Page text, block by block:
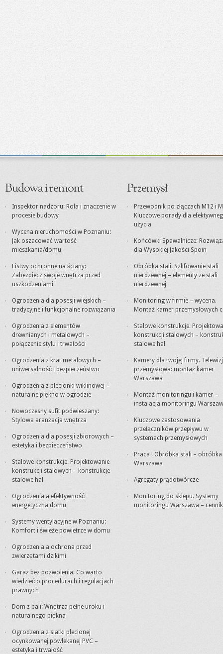
Budowa i remont
Inspektor nadzoru: Rola i znaczenie w
procesie budowy
Wycena nieruchomości w Poznaniu:
Jak oszacować wartość
mieszkania/domu
Listwy ochronne na ściany:
Zabezpiecz swoje wnętrza przed
uszkodzeniami
Ogrodzenia dla posesji wiejskich –
tradycyjne i funkcjonalne rozwiązania
Ogrodzenia z elementów
drewnianych i metalowych –
połączenie stylu i trwałości
Ogrodzenia z krat metalowych –
uniwersalność i bezpieczeństwo
Ogrodzenia z plecionki wiklinowej –
naturalne piękno w ogrodzie
Nowoczesny sufit podwieszany:
Stylowa aranżacja wnętrza
Ogrodzenia dla posesji zbiorowych –
estetyka i bezpieczeństwo
Stalowe konstrukcje. Projektowanie
konstrukcji stalowych – konstrukcje
stalowe hal
Ogrodzenia a efektywność
energetyczna domu
Systemy wentylacyjne w Poznaniu:
Komfort i świeże powietrze w domu
Ogrodzenia a ochrona przed
zwierzętami dzikimi
Garaż bez pozwolenia: Co warto
wiedzieć o procedurach i regulacjach
prawnych
Dom z bali: Wnętrza pełne uroku i
naturalnego piękna
Ogrodzenia z siatki plecionej
ocynkowanej powlekanej PVC –
estetyka i trwałość
Przemysł
Przewodnik po złączach M12 i
Kluczowe porady dla
użycia
Końcówki Spawalnicze:
dla Wysokiej Jakości Spoin
Obróbka stali. Szlifowanie stali
nierdzewnej – elementy ze stali
nierdzewnej
Monitoring w firmie – wycena.
Montaż kamer przemysłowych
Stalowe konstrukcje.
konstrukcji stalowych –
stalowe hal
Kamery dla twojej firmy.
przemysłowa: montaż kamer
Warszawa
Montaż monitoringu i kamer –
instalacja monitoringu
Kluczowe zastosowania
przełączników przepływu w
systemach przemysłowych
Praca ! Obróbka stali – obróbka
Warszawa
Agregaty prądotwórcze
Monitoring do sklepu. Systemy
monitoringu Warszawa – cennik